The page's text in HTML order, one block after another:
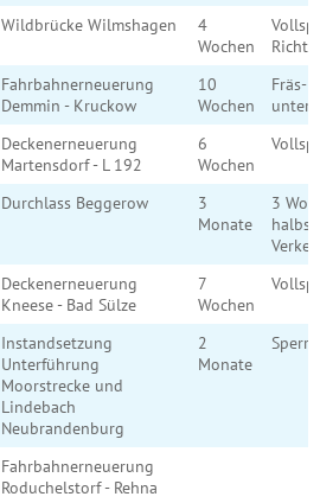
Wildbrücke Wilmshagen
4
Wochen
Fahrbahnerneuerung
Demmin - Kruckow
10
Wochen
Fräs-
unter
Deckenerneuerung
Martensdorf - L 192
6
Wochen
Durchlass Beggerow
3
Monate
3
Deckenerneuerung
Kneese - Bad Sülze
7
Wochen
Instandsetzung
Unterführung
Moorstrecke und
Lindebach
Neubrandenburg
2
Monate
Fahrbahnerneuerung
Roduchelstorf - Rehna